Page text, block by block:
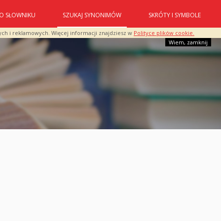
i reklamowych. Więcej informacji znajdziesz w Polityce plików cookie.
Wiem, zamknij
O SŁOWNIKU SZUKAJ SYNONIMÓW SKRÓTY I SYMBOLE